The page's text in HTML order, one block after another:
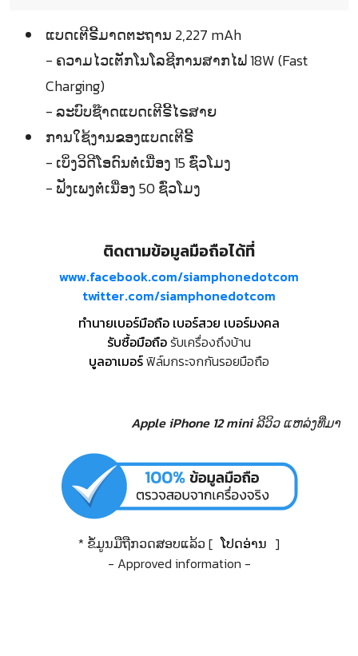
ແບດເຕີຣີ້ມາດຕະຖານ 2,227 mAh
- ຄວາມໄວເຕັກໂນໂລຊີການສາກໄຟ 18W (Fast
Charging)
- ລະບົບຊ໊າດແບດເຕີຣີ້ໄຣສາຍ
ການໃຊ້ງານຂອງແບດເຕີຣີ້
- ເບິ່ງວິດີໂອດົນຕໍ່ເນື່ອງ 15 ຊົ່ວໂມງ
- ຟັງເພງຕໍ່ເນື່ອງ 50 ຊົ່ວໂມງ
ติดตามข้อมูลมือถือได้ที่
www.facebook.com/siamphonedotcom
twitter.com/siamphonedotcom
ทำนายเบอร์มือถือ เบอร์สวย เบอร์มงคล
รับซื้อมือถือรับเครื่องถึงบ้าน
บูลอาเมอร์ฟิล์มกระจกกันรอยมือถือ
Apple iPhone 12 mini ລີວິວ ແຫລ່ງທີ່ມາ
* ຂໍ້ມູນມືຖືກວດສອບແລ້ວ [ ໂປດອ່ານ ]
- Approved information -